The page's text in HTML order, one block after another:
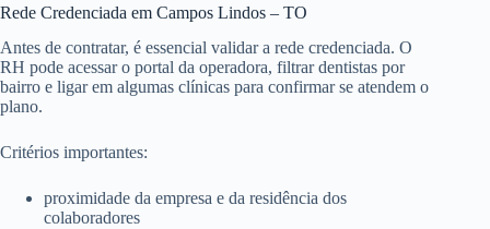
Rede Credenciada em Campos Lindos – TO
Antes de contratar, é essencial validar a rede credenciada. O
RH pode acessar o portal da operadora, filtrar dentistas por
bairro e ligar em algumas clínicas para confirmar se atendem o
plano.
Critérios importantes:
proximidade da empresa e da residência dos
colaboradores